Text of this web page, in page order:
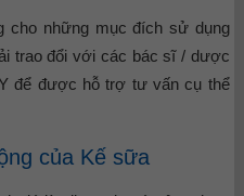
cho những mục đích sử dụng
trao đổi với các bác sĩ / dược
để được hỗ trợ tư vấn cụ thể
của Kế sữa